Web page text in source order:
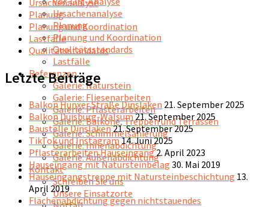
Ursachenanalyse
Planung
Planung und Koordination
Qualitätsstandards
Lastfälle
Referenzen
Galerie: Naturstein
Galerie: Fliesenarbeiten
Galerie: Pflasterarbeiten
Galerie: Balkone, Treppen und Terrassen
Galerie: Schimmelsanierung
Galerie: Innenabdichtung
Galerie: Außenabdichtung
Kontakt
Schreiben Sie uns
Unsere Einsatzorte
Planung
Planung und Koordination
Lastfälle
Qualitätsstandards
Letzte Beiträge
Balkon Hünxer Straße Dinslaken 21. September 2025
Balkon Duisburg-Walsum21. September 2025
Baustelle Dinslaken21. September 2025
TikTok und Instagram14. Juni 2025
Pflasterarbeiten Hauseingang 2. April 2023
Hauseingang mit Natursteinbelag 30. Mai 2019
Hauseingangstreppe mit Natursteinbeschichtung 13.
April 2019
Flächenabdichtung gegen nichtstauendes